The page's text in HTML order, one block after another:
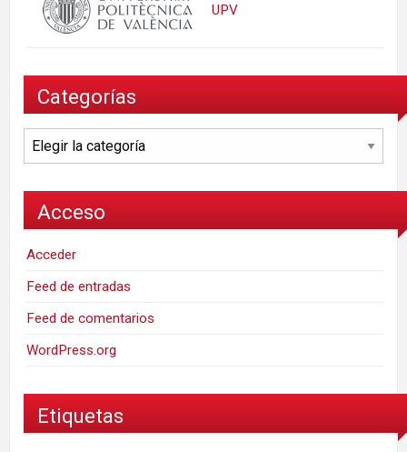
UPV
Categorías
Categorías
Acceso
Acceder
Feed de entradas
Feed de comentarios
WordPress.org
Etiquetas